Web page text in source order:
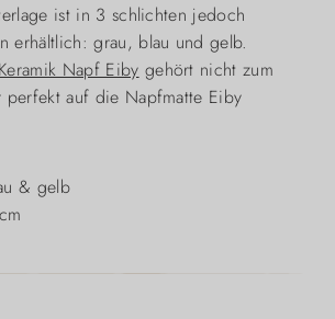
ist in 3 schlichten jedoch
erhältlich: grau, blau und gelb.
Keramik Napf Eiby gehört nicht zum
auf die Napfmatte Eiby
& gelb